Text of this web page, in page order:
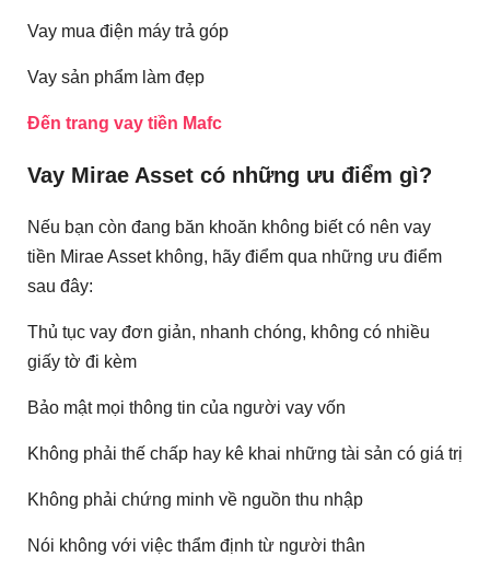
Vay mua điện máy trả góp
Vay sản phẩm làm đẹp
Đến trang vay tiền Mafc
Vay Mirae Asset có những ưu điểm gì?
Nếu bạn còn đang băn khoăn không biết có nên vay
tiền Mirae Asset không, hãy điểm qua những ưu điểm
sau đây:
Thủ tục vay đơn giản, nhanh chóng, không có nhiều
giấy tờ đi kèm
Bảo mật mọi thông tin của người vay vốn
Không phải thế chấp hay kê khai những tài sản có giá trị
Không phải chứng minh về nguồn thu nhập
Nói không với việc thẩm định từ người thân